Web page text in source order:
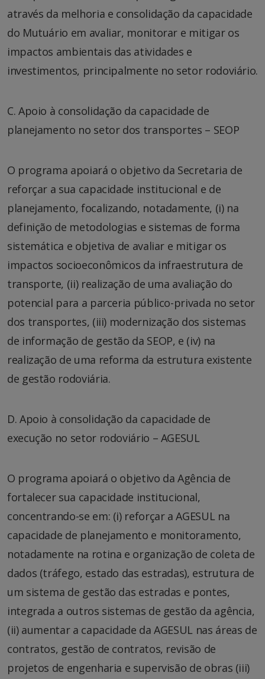
através da melhoria e consolidação da capacidade
do Mutuário em avaliar, monitorar e mitigar os
impactos ambientais das atividades e
investimentos, principalmente no setor rodoviário.
C. Apoio à consolidação da capacidade de
planejamento no setor dos transportes – SEOP
O programa apoiará o objetivo da Secretaria de
reforçar a sua capacidade institucional e de
planejamento, focalizando, notadamente, (i) na
definição de metodologias e sistemas de forma
sistemática e objetiva de avaliar e mitigar os
impactos socioeconômicos da infraestrutura de
transporte, (ii) realização de uma avaliação do
potencial para a parceria público-privada no setor
dos transportes, (iii) modernização dos sistemas
de informação de gestão da SEOP, e (iv) na
realização de uma reforma da estrutura existente
de gestão rodoviária.
D. Apoio à consolidação da capacidade de
execução no setor rodoviário – AGESUL
O programa apoiará o objetivo da Agência de
fortalecer sua capacidade institucional,
concentrando-se em: (i) reforçar a AGESUL na
capacidade de planejamento e monitoramento,
notadamente na rotina e organização de coleta de
dados (tráfego, estado das estradas), estrutura de
um sistema de gestão das estradas e pontes,
integrada a outros sistemas de gestão da agência,
(ii) aumentar a capacidade da AGESUL nas áreas de
contratos, gestão de contratos, revisão de
projetos de engenharia e supervisão de obras (iii)